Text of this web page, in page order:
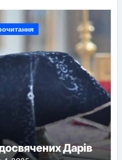
Дарів